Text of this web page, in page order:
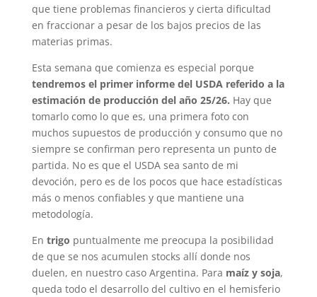
que tiene problemas financieros y cierta dificultad
en fraccionar a pesar de los bajos precios de las
materias primas.
Esta semana que comienza es especial porque
tendremos el primer informe del USDA referido a la
estimación de producción del año 25/26. Hay que
tomarlo como lo que es, una primera foto con
muchos supuestos de producción y consumo que no
siempre se confirman pero representa un punto de
partida. No es que el USDA sea santo de mi
devoción, pero es de los pocos que hace estadísticas
más o menos confiables y que mantiene una
metodología.
En trigo puntualmente me preocupa la posibilidad
de que se nos acumulen stocks allí donde nos
duelen, en nuestro caso Argentina. Para maíz y soja,
queda todo el desarrollo del cultivo en el hemisferio